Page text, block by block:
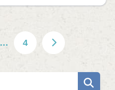
… 4